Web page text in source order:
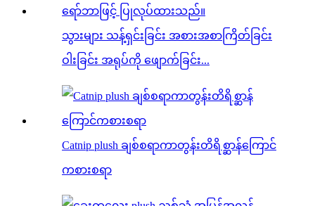
သွားများ သန့်ရှင်းခြင်း အစားအစာကြိတ်ခြင်း
ဝါးခြင်း အရုပ်ကို ဖျောက်ခြင်း...
Catnip plush ချစ်စရာကာတွန်းတိရိစ္ဆာန်ကြောင်
ကစားစရာ